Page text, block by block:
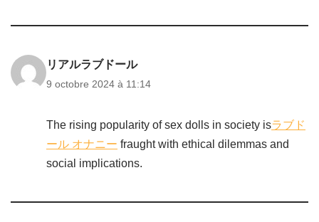
リアルラブドール
9 octobre 2024 à 11:14
The rising popularity of sex dolls in society isラブド
ール オナニー fraught with ethical dilemmas and
social implications.